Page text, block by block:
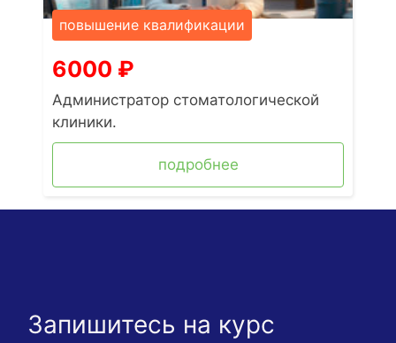
повышение квалификации
6000 ₽
Администратор стоматологической
клиники.
подробнее
Запишитесь на курс